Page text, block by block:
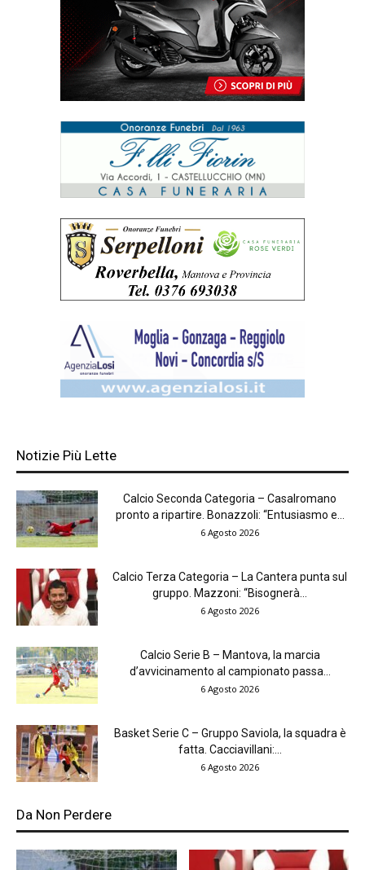
Notizie Più Lette
Calcio Seconda Categoria – Casalromano
pronto a ripartire. Bonazzoli: “Entusiasmo e...
6 Agosto 2026
Calcio Terza Categoria – La Cantera punta sul
gruppo. Mazzoni: “Bisognerà...
6 Agosto 2026
Calcio Serie B – Mantova, la marcia
d’avvicinamento al campionato passa...
6 Agosto 2026
Basket Serie C – Gruppo Saviola, la squadra è
fatta. Cacciavillani:...
6 Agosto 2026
Da Non Perdere